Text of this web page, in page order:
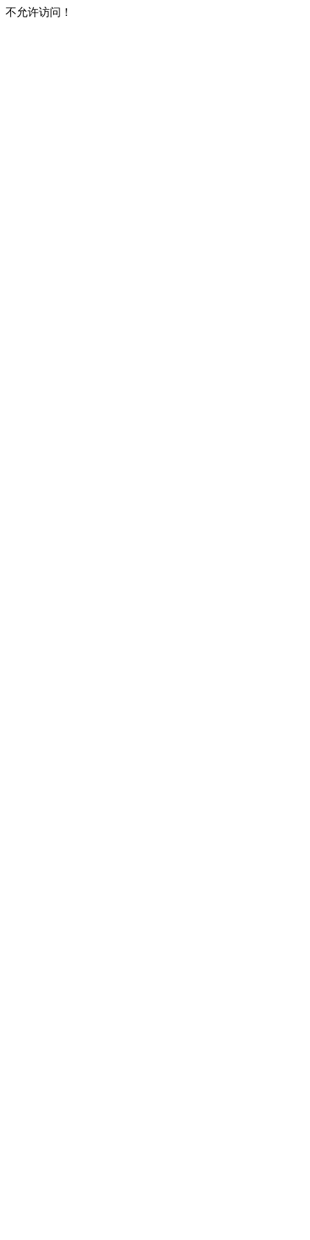
不允许访问！